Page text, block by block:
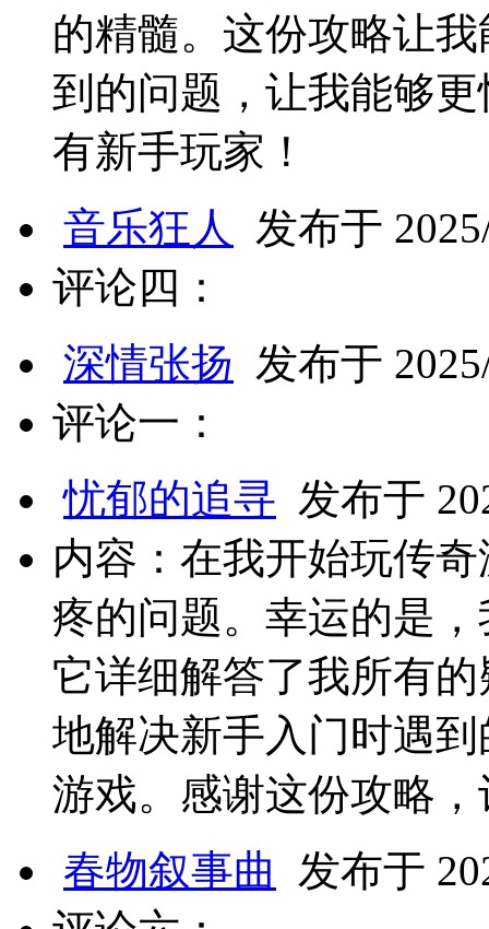
的精髓。这份攻略让
到的问题，让我能够
有新手玩家！
音乐狂人
发布于
评论四：
深情张扬 发布于
评论一：
忧郁的追寻 发布于
内容：在我开始玩传
疼的问题。幸运的是
它详细解答了我所有
地解决新手入门时遇
游戏。感谢这份攻略
春物叙事曲
发布于